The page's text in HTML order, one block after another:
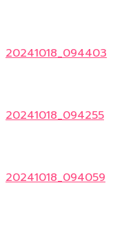
20241018_094403
20241018_094255
20241018_094059